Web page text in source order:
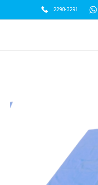
2298-3291